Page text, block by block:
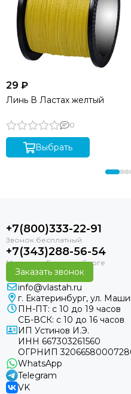
29 ₽
Линь В Ластах желтый
0
Выбрать
+7(800)333-22-91
+7(343)288-56-54
Заказать звонок
info@vlastah.ru
г. Екатеринбург, ул.
ПН-ПТ: с 10 до 19 часов
СБ-ВСК: с 10 до 16 часов
ИП Устинов И.Э.
ИНН 667303261560
ОГРНИП
WhatsApp
Telegram
VK